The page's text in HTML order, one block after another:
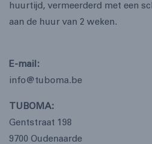
huurtijd, vermeerderd met een
aan de huur van 2 weken.
E-mail:
info@tuboma.be
TUBOMA:
Gentstraat 198
9700 Oudenaarde